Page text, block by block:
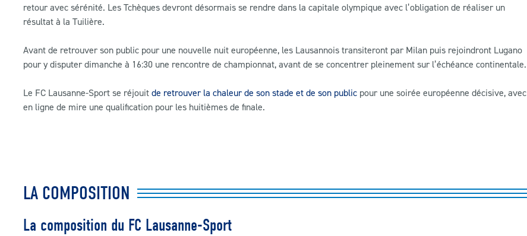
retour avec sérénité. Les Tchèques devront désormais se rendre dans la capitale olympique avec l’obligation de réaliser un
résultat à la Tuilière.
Avant de retrouver son public pour une nouvelle nuit européenne, les Lausannois transiteront par Milan puis rejoindront Lugano
pour y disputer dimanche à 16:30 une rencontre de championnat, avant de se concentrer pleinement sur l’échéance continentale.
Le FC Lausanne-Sport se réjouit de retrouver la chaleur de son stade et de son public pour une soirée européenne décisive, avec
en ligne de mire une qualification pour les huitièmes de finale.
LA COMPOSITION
La composition du FC Lausanne-Sport